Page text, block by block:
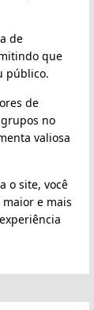
de
que
público.
de
no
valiosa
o site, você
e mais